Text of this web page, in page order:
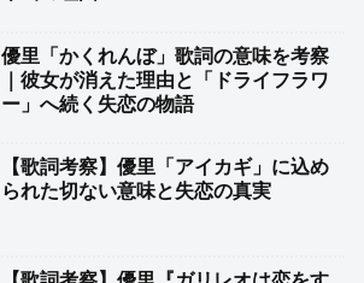
優里「かくれんぼ」歌詞の意味を考察
｜彼女が消えた理由と「ドライフラワ
ー」へ続く失恋の物語
【歌詞考察】優里「アイカギ」に込め
られた切ない意味と失恋の真実